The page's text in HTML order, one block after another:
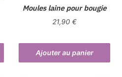
Moules laine pour bougie
21,90€
Ajouter au panier